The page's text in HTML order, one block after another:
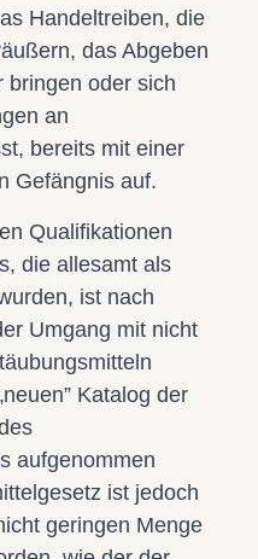
Handeltreiben, die
das Abgeben
bringen oder sich
an
bereits mit einer
Gefängnis auf.
Qualifikationen
die allesamt als
ist nach
Umgang mit nicht
Katalog der
aufgenommen
ist jedoch
geringen Menge